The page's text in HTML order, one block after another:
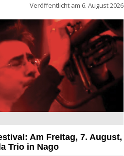
Veröffentlicht am 6. August 2026
zu Gast beim Garda Jazz Festival
Am Freitag, 7. August,
Trio in Nago